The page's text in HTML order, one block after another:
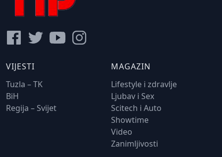
VIJESTI
Tuzla – TK
BiH
Regija – Svijet
MAGAZIN
Lifestyle i zdravlje
Ljubav i Sex
Scitech i Auto
Showtime
Video
Zanimljivosti